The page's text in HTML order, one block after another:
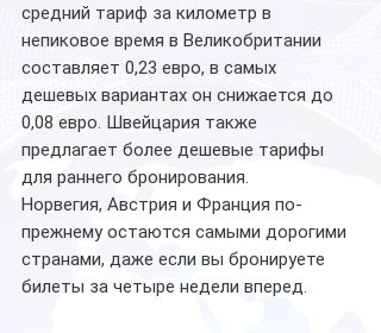
средний тариф за километр в
непиковое время в Великобритании
составляет 0,23 евро, в самых
дешевых вариантах он снижается до
0,08 евро. Швейцария также
предлагает более дешевые тарифы
для раннего бронирования.
Норвегия, Австрия и Франция по-
прежнему остаются самыми дорогими
странами, даже если вы бронируете
билеты за четыре недели вперед.